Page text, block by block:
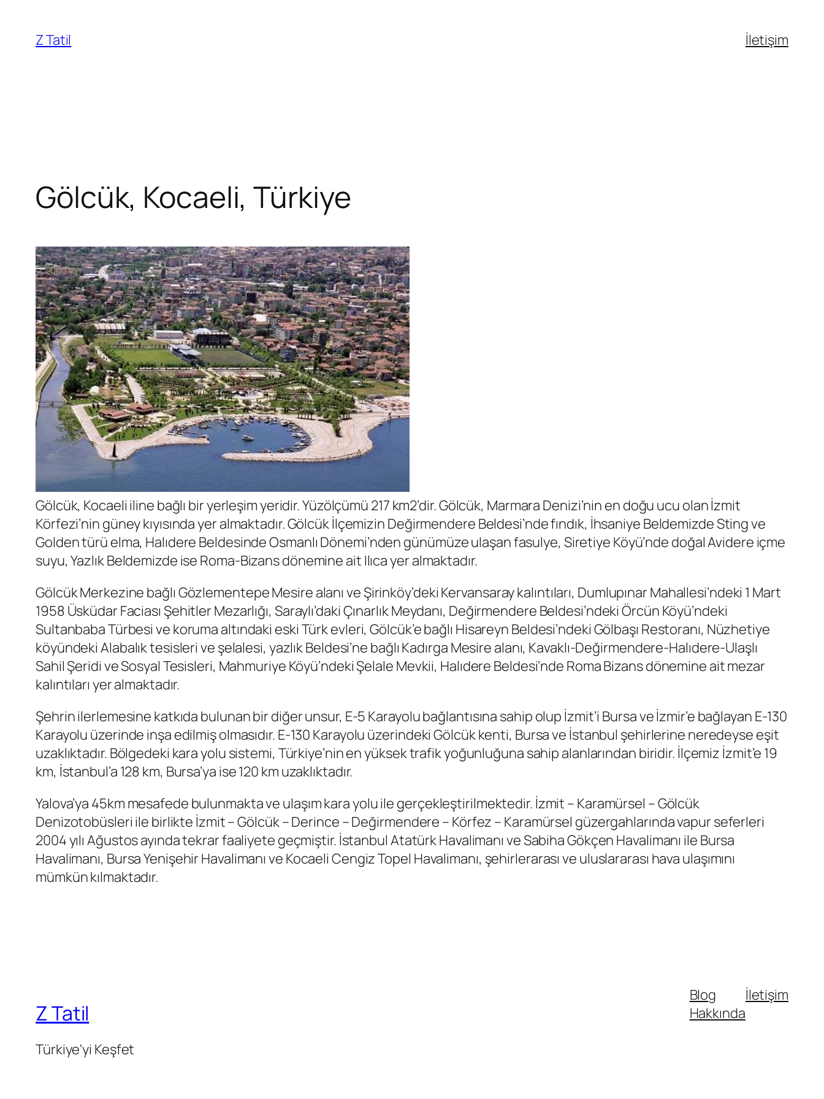
Z Tatil İletişim
Gölcük, Kocaeli, Türkiye
Gölcük, Kocaeli iline bağlı bir yerleşim yeridir. Yüzölçümü 217 km2’dir. Gölcük, Marmara Denizi’nin en doğu ucu olan İzmit
Körfezi’nin güney kıyısında yer almaktadır. Gölcük İlçemizin Değirmendere Beldesi’nde fındık, İhsaniye Beldemizde Sting ve
Golden türü elma, Halıdere Beldesinde Osmanlı Dönemi’nden günümüze ulaşan fasulye, Siretiye Köyü’nde doğal Avidere içme
suyu, Yazlık Beldemizde ise Roma-Bizans dönemine ait Ilıca yer almaktadır.
Gölcük Merkezine bağlı Gözlementepe Mesire alanı ve Şirinköy’deki Kervansaray kalıntıları, Dumlupınar Mahallesi’ndeki 1 Mart
1958 Üsküdar Faciası Şehitler Mezarlığı, Saraylı’daki Çınarlık Meydanı, Değirmendere Beldesi’ndeki Örcün Köyü’ndeki
Sultanbaba Türbesi ve koruma altındaki eski Türk evleri, Gölcük’e bağlı Hisareyn Beldesi’ndeki Gölbaşı Restoranı, Nüzhetiye
köyündeki Alabalık tesisleri ve şelalesi, yazlık Beldesi’ne bağlı Kadırga Mesire alanı, Kavaklı-Değirmendere-Halıdere-Ulaşlı
Sahil Şeridi ve Sosyal Tesisleri, Mahmuriye Köyü’ndeki Şelale Mevkii, Halıdere Beldesi’nde Roma Bizans dönemine ait mezar
kalıntıları yer almaktadır.
Şehrin ilerlemesine katkıda bulunan bir diğer unsur, E-5 Karayolu bağlantısına sahip olup İzmit’i Bursa ve İzmir’e bağlayan E-130
Karayolu üzerinde inşa edilmiş olmasıdır. E-130 Karayolu üzerindeki Gölcük kenti, Bursa ve İstanbul şehirlerine neredeyse eşit
uzaklıktadır. Bölgedeki kara yolu sistemi, Türkiye’nin en yüksek trafik yoğunluğuna sahip alanlarından biridir. İlçemiz İzmit’e 19
km, İstanbul’a 128 km, Bursa’ya ise 120 km uzaklıktadır.
Yalova’ya 45km mesafede bulunmakta ve ulaşım kara yolu ile gerçekleştirilmektedir. İzmit – Karamürsel – Gölcük
Denizotobüsleri ile birlikte İzmit – Gölcük – Derince – Değirmendere – Körfez – Karamürsel güzergahlarında vapur seferleri
2004 yılı Ağustos ayında tekrar faaliyete geçmiştir. İstanbul Atatürk Havalimanı ve Sabiha Gökçen Havalimanı ile Bursa
Havalimanı, Bursa Yenişehir Havalimanı ve Kocaeli Cengiz Topel Havalimanı, şehirlerarası ve uluslararası hava ulaşımını
mümkün kılmaktadır.
Z Tatil
Türkiye'yi Keşfet
Blog
Hakkında
İletişim